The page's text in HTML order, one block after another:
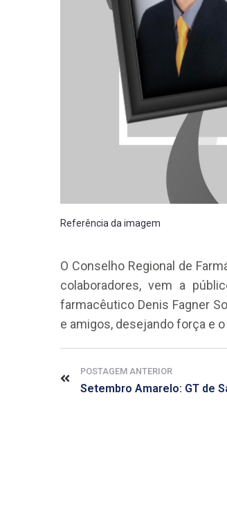
Referência da imagem
O Conselho Regional de
colaboradores, vem a
farmacêutico Denis Fagner
e amigos, desejando força e
POSTAGEM ANTERIOR
CRF-AL